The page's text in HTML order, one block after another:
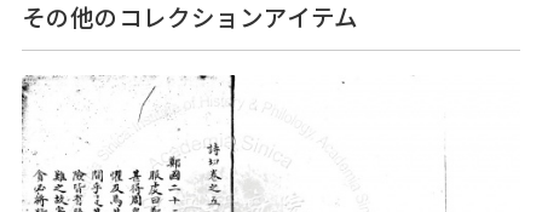
その他のコレクションアイテム